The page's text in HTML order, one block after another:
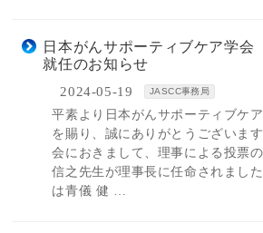
日本がんサポーティブケア学
就任のお知らせ
2024-05-19 JASCC事務局
平素より日本がんサポーティブケ
を賜り、誠にありがとうございま
会におきまして、理事による投票
信之先生が理事長に任命されまし
は青儀 健 …